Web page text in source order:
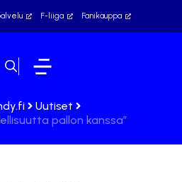
F-liiga Fanikauppa
Uutiset
pallon kanssa”